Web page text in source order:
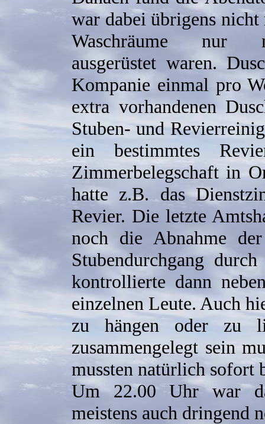
war dabei übrigens
Waschräume nur
ausgerüstet waren.
Kompanie einmal pro
extra vorhandenen
Stuben- und
ein bestimmtes
Zimmerbelegschaft in
hatte z.B. das
Revier. Die letzte
noch die Abnahme
Stubendurchgang
kontrollierte dann
einzelnen Leute. Auch
zu hängen oder zu
zusammengelegt sein
mussten natürlich sofort
Um 22.00 Uhr war
meistens auch dringend